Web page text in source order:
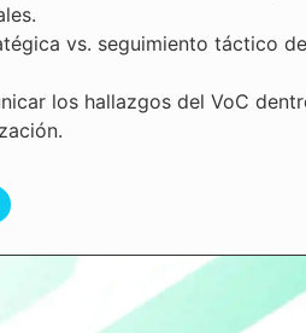
vs. seguimiento táctico de
los hallazgos del VoC